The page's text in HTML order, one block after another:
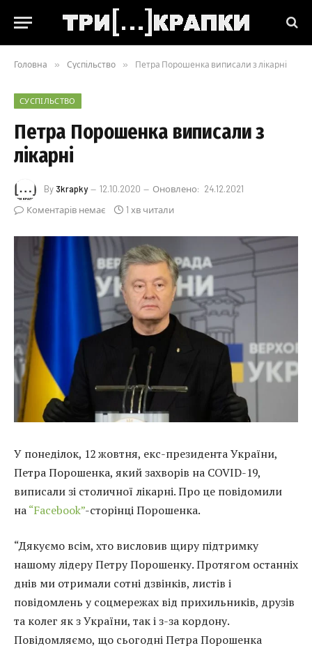
Головна » Суспільство » Петра Порошенка виписали з лікарні
СУСПІЛЬСТВО
Петра Порошенка виписали з
лікарні
By 3krapky 12.10.2020 Оновлено: 24.12.2021
Коментарів немає
1 хв читали
У понеділок, 12 жовтня, екс-президента України,
Петра Порошенка, який захворів на COVID-19,
виписали зі столичної лікарні. Про це повідомили
на“Facebook”-сторінці Порошенка.
“Дякуємо всім, хто висловив щиру підтримку
нашому лідеру Петру Порошенку. Протягом останніх
днів ми отримали сотні дзвінків, листів і
повідомлень у соцмережах від прихильників, друзів
та колег як з України, так і з-за кордону.
Повідомляємо, що сьогодні Петра Порошенка